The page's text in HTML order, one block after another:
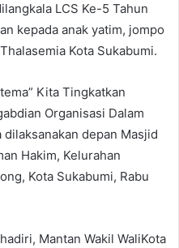
LCS Ke-5 Tahun
kepada anak yatim, jompo
Kota Sukabumi.
Kita Tingkatkan
Organisasi Dalam
dilaksanakan depan Masjid
Hakim, Kelurahan
Kota Sukabumi, Rabu
Mantan Wakil WaliKota